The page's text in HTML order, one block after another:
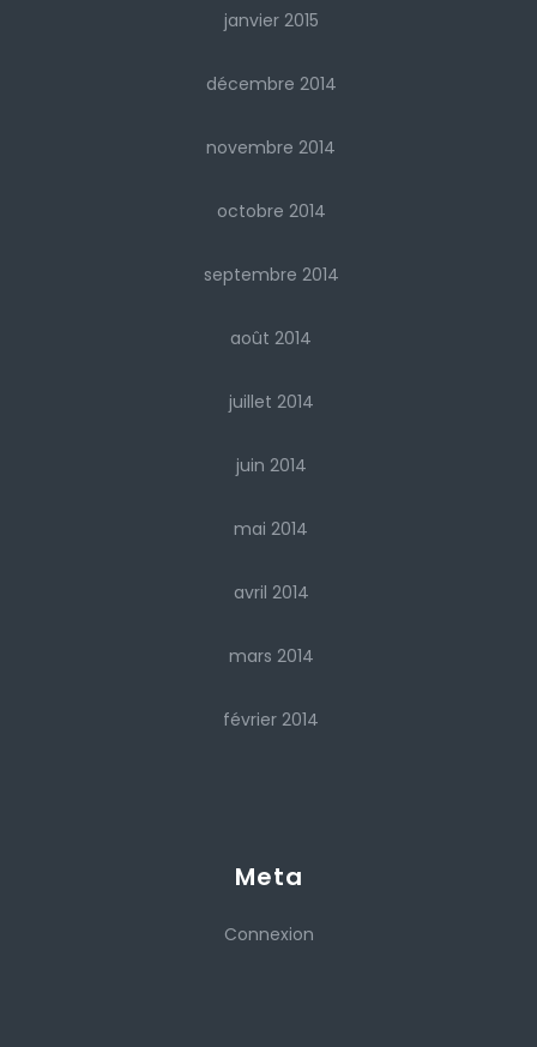
janvier 2015
décembre 2014
novembre 2014
octobre 2014
septembre 2014
août 2014
juillet 2014
juin 2014
mai 2014
avril 2014
mars 2014
février 2014
Meta
Connexion